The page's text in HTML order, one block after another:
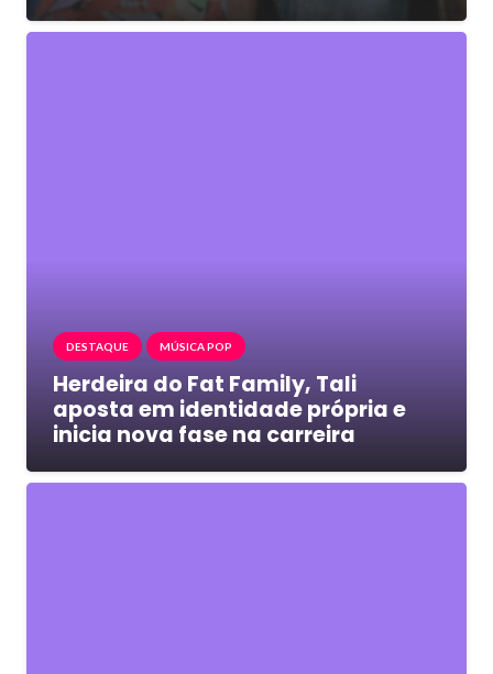
DESTAQUE MÚSICA POP
Herdeira do Fat Family, Tali
aposta em identidade própria e
inicia nova fase na carreira